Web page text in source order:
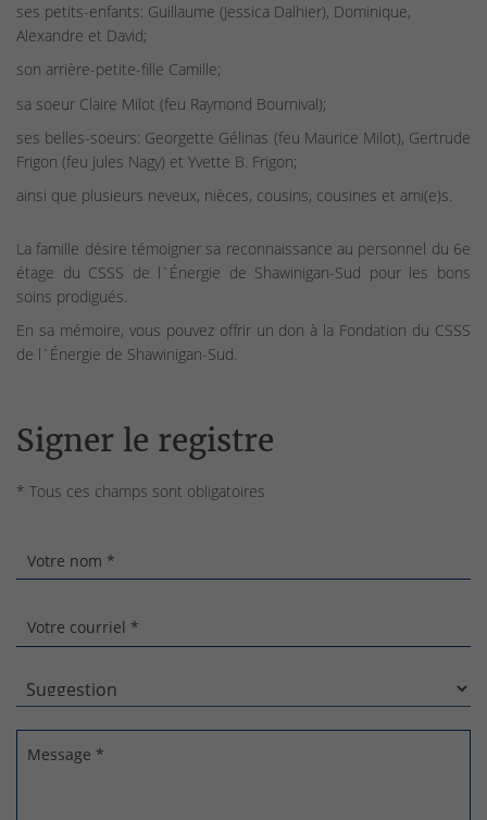
ses petits-enfants: Guillaume (Jessica Dalhier), Dominique,
Alexandre et David;
son arrière-petite-fille Camille;
sa soeur Claire Milot (feu Raymond Bournival);
ses belles-soeurs: Georgette Gélinas (feu Maurice Milot), Gertrude
Frigon (feu Jules Nagy) et Yvette B. Frigon;
ainsi que plusieurs neveux, nièces, cousins, cousines et ami(e)s.
La famille désire témoigner sa reconnaissance au personnel du 6e
étage du CSSS de l`Énergie de Shawinigan-Sud pour les bons
soins prodigués.
En sa mémoire, vous pouvez offrir un don à la Fondation du CSSS
de l`Énergie de Shawinigan-Sud.
Signer le registre
* Tous ces champs sont obligatoires
Votre nom *
Votre courriel *
Message *